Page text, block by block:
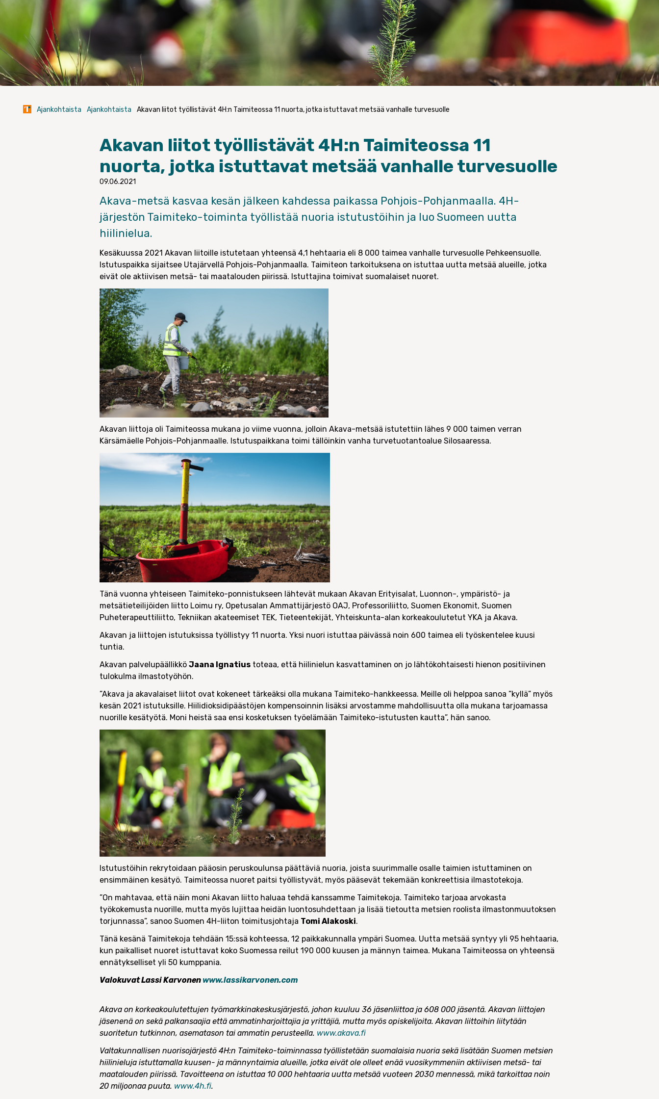
Ajankohtaista Ajankohtaista Akavan liitot työllistävät 4H:n Taimiteossa 11 nuorta, jotka istuttavat metsää vanhalle turvesuolle
Akavan liitot työllistävät 4H:n Taimiteossa 11
nuorta, jotka istuttavat metsää vanhalle turvesuolle
09.06.2021
Akava-metsä kasvaa kesän jälkeen kahdessa paikassa Pohjois-Pohjanmaalla. 4H-
järjestön Taimiteko-toiminta työllistää nuoria istutustöihin ja luo Suomeen uutta
hiilinielua.
Kesäkuussa 2021 Akavan liitoille istutetaan yhteensä 4,1 hehtaaria eli 8 000 taimea vanhalle turvesuolle Pehkeensuolle.
Istutuspaikka sijaitsee Utajärvellä Pohjois-Pohjanmaalla. Taimiteon tarkoituksena on istuttaa uutta metsää alueille, jotka
eivät ole aktiivisen metsä- tai maatalouden piirissä. Istuttajina toimivat suomalaiset nuoret.
Akavan liittoja oli Taimiteossa mukana jo viime vuonna, jolloin Akava-metsää istutettiin lähes 9 000 taimen verran
Kärsämäelle Pohjois-Pohjanmaalle. Istutuspaikkana toimi tällöinkin vanha turvetuotantoalue Silosaaressa.
Tänä vuonna yhteiseen Taimiteko-ponnistukseen lähtevät mukaan Akavan Erityisalat, Luonnon-, ympäristö- ja
metsätieteilijöiden liitto Loimu ry, Opetusalan Ammattijärjestö OAJ, Professoriliitto, Suomen Ekonomit, Suomen
Puheterapeuttiliitto, Tekniikan akateemiset TEK, Tieteentekijät, Yhteiskunta-alan korkeakoulutetut YKA ja Akava.
Akavan ja liittojen istutuksissa työllistyy 11 nuorta. Yksi nuori istuttaa päivässä noin 600 taimea eli työskentelee kuusi
tuntia.
Akavan palvelupäällikköJaana Ignatius toteaa, että hiilinielun kasvattaminen on jo lähtökohtaisesti hienon positiivinen
tulokulma ilmastotyöhön.
”Akava ja akavalaiset liitot ovat kokeneet tärkeäksi olla mukana Taimiteko-hankkeessa. Meille oli helppoa sanoa ”kyllä” myös
kesän 2021 istutuksille. Hiilidioksidipäästöjen kompensoinnin lisäksi arvostamme mahdollisuutta olla mukana tarjoamassa
nuorille kesätyötä. Moni heistä saa ensi kosketuksen työelämään Taimiteko-istutusten kautta”, hän sanoo.
Istutustöihin rekrytoidaan pääosin peruskoulunsa päättäviä nuoria, joista suurimmalle osalle taimien istuttaminen on
ensimmäinen kesätyö. Taimiteossa nuoret paitsi työllistyvät, myös pääsevät tekemään konkreettisia ilmastotekoja.
”On mahtavaa, että näin moni Akavan liitto haluaa tehdä kanssamme Taimitekoja. Taimiteko tarjoaa arvokasta
työkokemusta nuorille, mutta myös lujittaa heidän luontosuhdettaan ja lisää tietoutta metsien roolista ilmastonmuutoksen
torjunnassa”, sanoo Suomen 4H-liiton toimitusjohtaja Tomi Alakoski.
Tänä kesänä Taimitekoja tehdään 15:ssä kohteessa, 12 paikkakunnalla ympäri Suomea. Uutta metsää syntyy yli 95 hehtaaria,
kun paikalliset nuoret istuttavat koko Suomessa reilut 190 000 kuusen ja männyn taimea. Mukana Taimiteossa on yhteensä
ennätykselliset yli 50 kumppania.
Valokuvat Lassi Karvonen www.lassikarvonen.com
Akava on korkeakoulutettujen työmarkkinakeskusjärjestö, johon kuuluu 36 jäsenliittoa ja 608 000 jäsentä. Akavan liittojen
jäsenenä on sekä palkansaajia että ammatinharjoittajia ja yrittäjiä, mutta myös opiskelijoita. Akavan liittoihin liitytään
suoritetun tutkinnon, asematason tai ammatin perusteella. www.akava.fi
Valtakunnallisen nuorisojärjestö 4H:n Taimiteko-toiminnassa työllistetään suomalaisia nuoria sekä lisätään Suomen metsien
hiilinieluja istuttamalla kuusen- ja männyntaimia alueille, jotka eivät ole olleet enää vuosikymmeniin aktiivisen metsä- tai
maatalouden piirissä. Tavoitteena on istuttaa 10 000 hehtaaria uutta metsää vuoteen 2030 mennessä, mikä tarkoittaa noin
20 miljoonaa puuta. www.4h.fi.